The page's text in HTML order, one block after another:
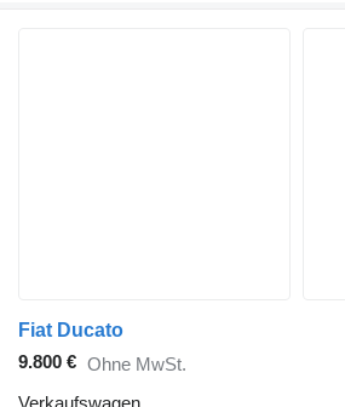
Fiat Ducato
9.800 € Ohne MwSt.
Verkaufswagen